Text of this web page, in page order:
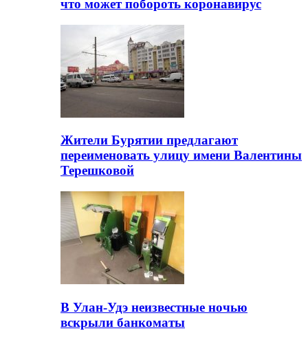
что может побороть коронавирус
Жители Бурятии предлагают
переименовать улицу имени Валентины
Терешковой
В Улан-Удэ неизвестные ночью
вскрыли банкоматы